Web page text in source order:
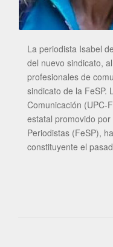
La periodista Isabel
del nuevo sindicato,
profesionales de
sindicato de la FeSP.
Comunicación (UPC-
estatal promovido
Periodistas (FeSP),
constituyente el